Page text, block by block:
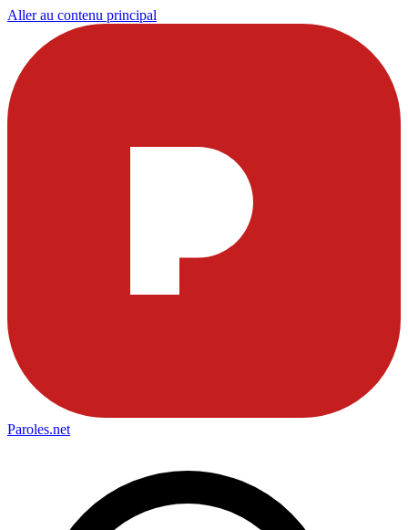
Aller au contenu principal
Paroles.net